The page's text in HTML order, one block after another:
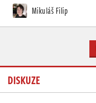
Mikuláš Filip
DISKUZE